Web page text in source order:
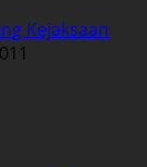
Kejaksaan